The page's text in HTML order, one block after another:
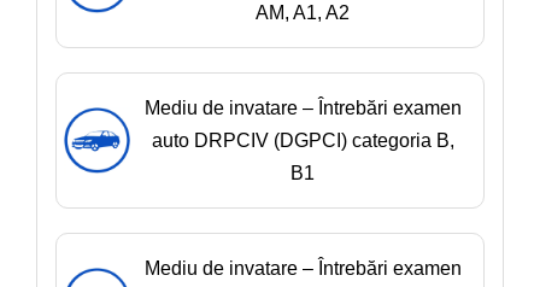
AM, A1, A2
Mediu de invatare – Întrebări examen
auto DRPCIV (DGPCI) categoria B,
B1
Mediu de invatare – Întrebări examen